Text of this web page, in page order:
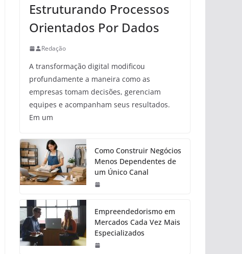
Estruturando Processos
Orientados Por Dados
Redação
A transformação digital modificou
profundamente a maneira como as
empresas tomam decisões, gerenciam
equipes e acompanham seus resultados.
Em um
Como Construir Negócios
Menos Dependentes de
um Único Canal
Empreendedorismo em
Mercados Cada Vez Mais
Especializados